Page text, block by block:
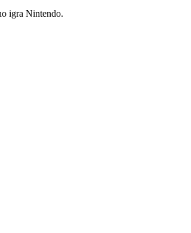
igra Nintendo.